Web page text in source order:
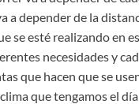
a depender de la
se esté realizando en
necesidades y
que hacen que se
que tengamos el